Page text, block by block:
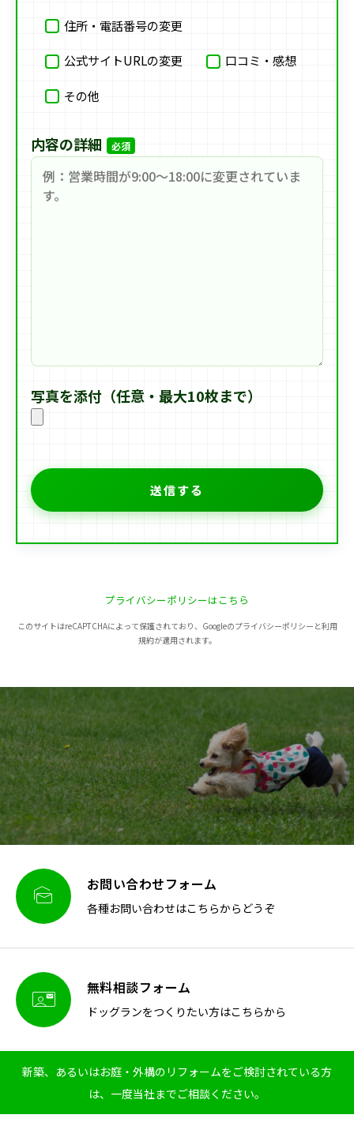
住所・電話番号の変更
公式サイトURLの変更 口コミ・感想
その他
内容の詳細 必須
写真を添付（任意・最大10枚まで）
プライバシーポリシーはこちら
このサイトはreCAPTCHAによって保護されており、Googleのプライバシーポリシーと利用
規約が適用されます。
 お問い合わせフォーム
各種お問い合わせはこちらからどうぞ
 無料相談フォーム
ドッグランをつくりたい方はこちらから
新築、あるいはお庭・外構のリフォームをご検討されている方
は、一度当社までご相談ください。